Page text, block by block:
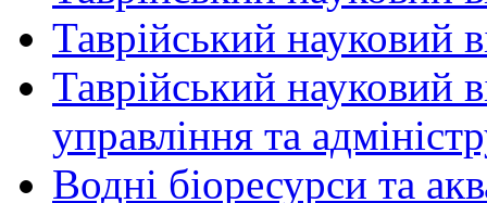
Таврійський науковий
Таврійський науковий
управління та
Водні біоресурси та